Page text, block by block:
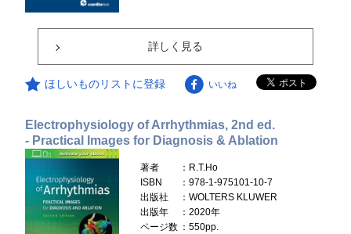
詳しく見る
ほしいものリストに登録 いいね
Electrophysiology of Arrhythmias, 2nd ed.
- Practical Images for Diagnosis & Ablation
著者
：R.T.Ho
ISBN
：978-1-975101-10-7
出版社
：WOLTERS KLUWER
出版年
：2020年
ページ数 ：550pp.